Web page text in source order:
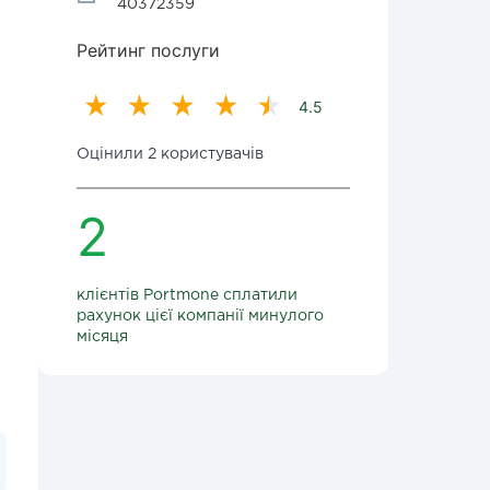
40372359
Рейтинг послуги
4.5
Оцінили 2 користувачів
2
клієнтів Portmone сплатили
рахунок цієї компанії минулого
місяця